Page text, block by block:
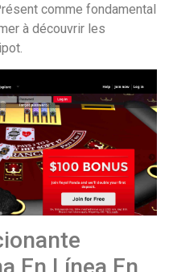
comme fondamental
à découvrir les